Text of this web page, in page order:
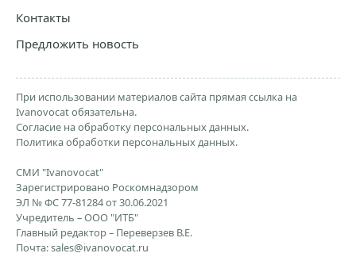
Контакты
Предложить новость
При использовании материалов сайта прямая ссылка на
Ivanovocat обязательна.
Согласие на обработку персональных данных.
Политика обработки персональных данных.
СМИ "Ivanovocat"
Зарегистрировано Роскомнадзором
ЭЛ № ФС 77-81284 от 30.06.2021
Учредитель – ООО "ИТБ"
Главный редактор – Переверзев В.Е.
Почта:sales@ivanovocat.ru